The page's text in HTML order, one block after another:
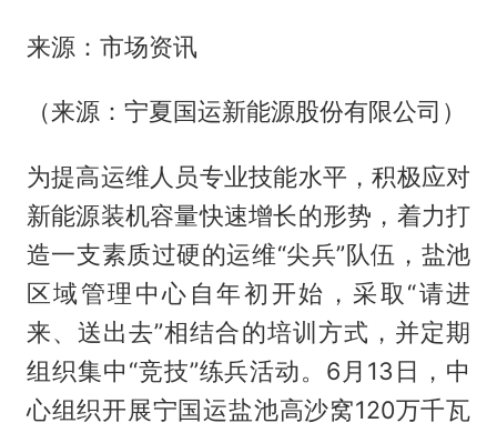
来源：市场资讯
（来源：宁夏国运新能源股份有限公司）
为提高运维人员专业技能水平，积极应对
新能源装机容量快速增长的形势，着力打
造一支素质过硬的运维“尖兵”队伍，盐池
区域管理中心自年初开始，采取“请进
来、送出去”相结合的培训方式，并定期
组织集中“竞技”练兵活动。6月13日，中
心组织开展宁国运盐池高沙窝120万千瓦